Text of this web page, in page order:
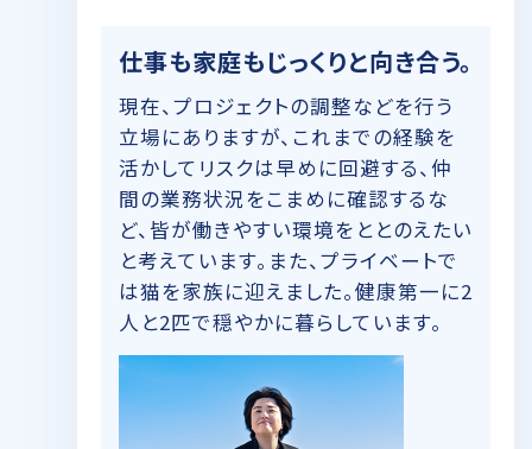
仕事も家庭もじっくりと向き合う。
現在、プロジェクトの調整などを行う
立場にありますが、これまでの経験を
活かしてリスクは早めに回避する、仲
間の業務状況をこまめに確認するな
ど、皆が働きやすい環境をととのえたい
と考えています。また、プライベートで
は猫を家族に迎えました。健康第一に2
人と2匹で穏やかに暮らしています。